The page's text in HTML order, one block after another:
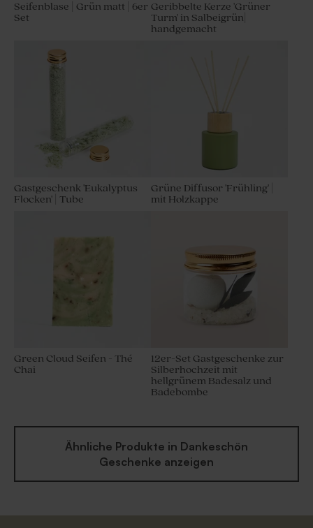
Kommunion mit hellgrünem
Badesalz und Badebombe
Seifenblase | Grün matt | 6er
Set
Geribbelte Kerze 'Grüner
Turm' in Salbeigrün|
handgemacht
Gastgeschenk 'Eukalyptus
Flocken' | Tube
Grüne Diffusor 'Frühling' |
mit Holzkappe
Green Cloud Seifen - Thé
Chai
12er-Set Gastgeschenke zur
Silberhochzeit mit
hellgrünem Badesalz und
Badebombe
Ähnliche Produkte in Dankeschön
Geschenke anzeigen